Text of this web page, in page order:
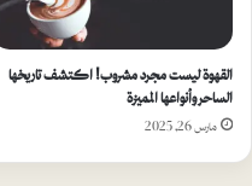
القهوة ليست مجرد مشروب! اكتشف تاريخها
الساحر وأنواعها المميزة
مارس 26, 2025